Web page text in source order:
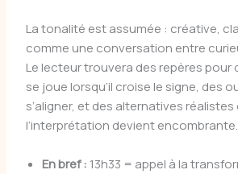
La tonalité est assumée : créative,
comme une conversation entre
Le lecteur trouvera des repères pour
se joue lorsqu’il croise le signe, des
s’aligner, et des alternatives réalistes
l’interprétation devient encombrante.
En bref : 13h33 = appel à la